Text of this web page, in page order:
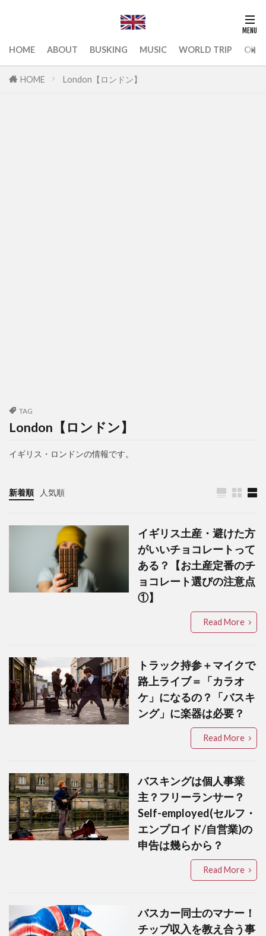
HOME ABOUT BUSKING MUSIC WORLD TRIP
HOME London【ロンドン】
TAG
London【ロンドン】
イギリス・ロンドンの情報です。
新着順 人気順
イギリス土産・避けた方
がいいチョコレートって
ある？【お土産定番のチ
ョコレート選びの注意点
①】
Read More
トラック持参＋マイクで
路上ライブ＝「カラオ
ケ」になるの？「バスキ
ング」に楽器は必要？
Read More
バスキングは個人事業
主？フリーランサー？
Self-employed(セルフ・
エンプロイド/自営業)の
申告は幾らから？
Read More
バスカー同士のマナー！
チップ収入を教え合う事